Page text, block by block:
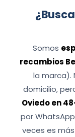
Somos
recambios
la marca).
domicilio,
Oviedo en
por
veces es